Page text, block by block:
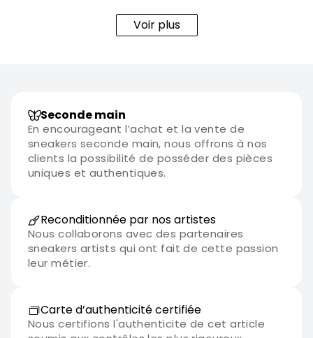
Voir plus
Seconde main
En encourageant l’achat et la vente de
sneakers seconde main, nous offrons à nos
clients la possibilité de posséder des pièces
uniques et authentiques.
Reconditionnée par nos artistes
Nous collaborons avec des partenaires
sneakers artists qui ont fait de cette passion
leur métier.
Carte d’authenticité certifiée
Nous certifions l'authenticite de cet article